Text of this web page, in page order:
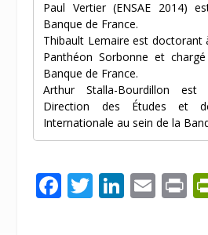
Paul Vertier (ENSAE 2014)
Banque de France.
Thibault Lemaire est doctorant
Panthéon Sorbonne et
Banque de France.
Arthur Stalla-Bourdillon
Direction des Études et
Internationale au sein de la
F T Li E